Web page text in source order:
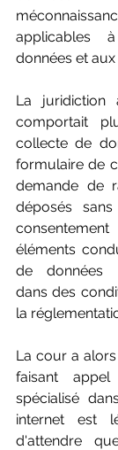
applicables
données et
La
comportait
collecte de
formulaire de
demande de
déposés
éléments
de données
dans des
la
La cour a
faisant
spécialisé
internet est
d'attendre